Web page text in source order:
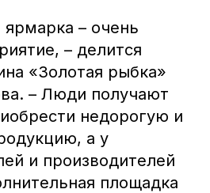
– очень
– делится
«Золотая рыбка»
– Люди получают
недорогую и
а у
и производителей
площадка